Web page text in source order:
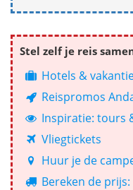
Stel zelf je reis
Hotels &
Reispromos
Inspiratie: tours
Vliegtickets
Huur je de
Bereken de